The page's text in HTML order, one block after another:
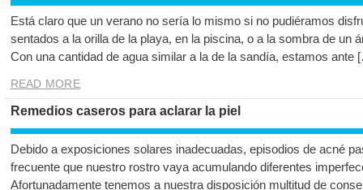
Está claro que un verano no sería lo mismo si no pudiéramos
sentados a la orilla de la playa, en la piscina, o a la sombra de un
Con una cantidad de agua similar a la de la sandía, estamos ante
READ MORE
Remedios caseros para aclarar la piel
Debido a exposiciones solares inadecuadas, episodios de acné
frecuente que nuestro rostro vaya acumulando diferentes
Afortunadamente tenemos a nuestra disposición multitud de